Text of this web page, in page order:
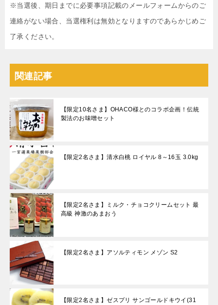
※当選後、期日までに必要事項記載のメールフォームからのご
連絡がない場合、当選権利は無効となりますのであらかじめご
了承ください。
関連記事
【限定10名さま】OHACO様とのコラボ企画！伝統
製法のお味噌セット
【限定2名さま】清水白桃 ロイヤル 8～16玉 3.0kg
【限定2名さま】ミルク・チョコクリームセット 最
高級 神激のあまおう
【限定2名さま】アソルティモン メゾン S2
【限定2名さま】ゼスプリ サンゴールドキウイ(31